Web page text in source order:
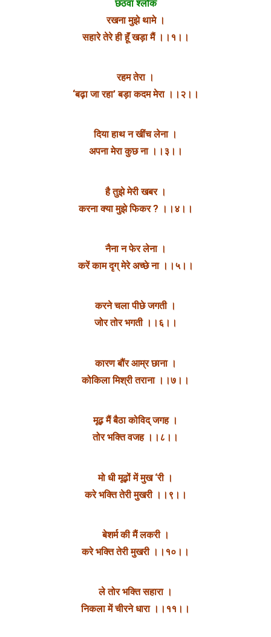
छठवां श्लोक
रखना मुझे थामे ।
सहारे तेरे ही हूॅं खड़ा मैं ।।१।।
रहम तेरा ।
‘बढ़ा जा रहा’ बड़ा कदम मेरा ।।२।।
दिया हाथ न खींच लेना ।
अपना मेरा कुछ ना ।।३।।
है तुझे मेरी खबर ।
करना क्या मुझे फिकर ? ।।४।।
नैना न फेर लेना ।
करें काम दृग् मेरे अच्छे ना ।।५।।
करने चला पीछे जगती ।
जोर तोर भगती ।।६।।
कारण बौंर आम्र छाना ।
कोकिला मिश्री तराना ।।७।।
मूढ़ मैं बैठा कोविद् जगह ।
तोर भक्ति वजह ।।८।।
मो धी मूढ़ों में मुख ‘री ।
करे भक्ति तेरी मुखरी ।।९।।
बेशर्म की मैं लकरी ।
करे भक्ति तेरी मुखरी ।।१०।।
ले तोर भक्ति सहारा ।
निकला में चीरने धारा ।।११।।